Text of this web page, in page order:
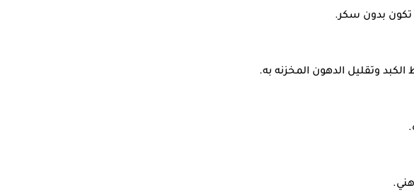
تكون بدون سكر.
وتقليل الدهون المخزنه به.